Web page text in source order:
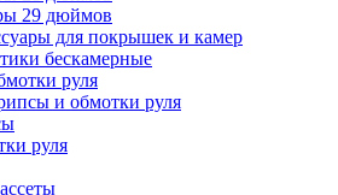
29 дюймов
для покрышек и камер
бескамерные
руля
и обмотки руля
руля